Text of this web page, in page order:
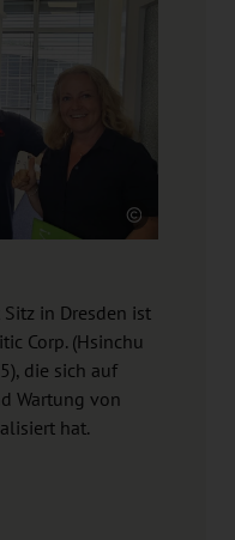
Sitz in Dresden ist
Corp. (Hsinchu
die sich auf
Wartung von
hat.
Quelle